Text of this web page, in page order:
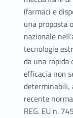
(farmaci e
una proposta
nazionale
tecnologie
da una rapida
efficacia non
determinabili,
recente
REG. EU n.